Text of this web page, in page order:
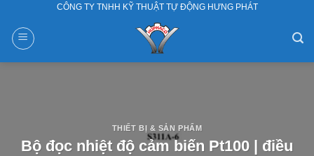
content
CÔNG TY TNHH KỸ THUẬT TỰ ĐỘNG HƯNG PHÁT
THIẾT BỊ & SẢN PHẨM
Bộ đọc nhiệt độ cảm biến Pt100 | điều